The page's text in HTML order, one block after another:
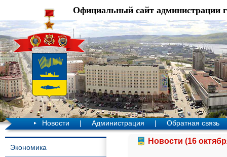
Официальный сайт администрации
Новости | Администрация | Обратная связь
Экономика
Новости (16